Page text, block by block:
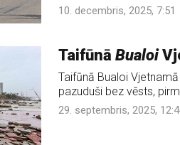
10. decembris, 2025, 7:51
Taifūnā Bualoi
Taifūnā Bualoi
pazuduši bez vēsts,
29. septembris, 2025,